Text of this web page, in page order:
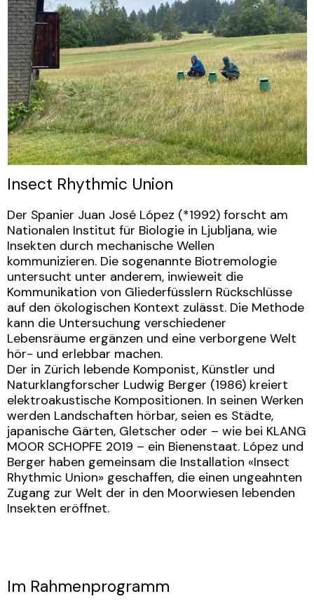
Insect Rhythmic Union
Der Spanier Juan José López (*1992) forscht am
Nationalen Institut für Biologie in Ljubljana, wie
Insekten durch mechanische Wellen
kommunizieren. Die sogenannte Biotremologie
untersucht unter anderem, inwieweit die
Kommunikation von Gliederfüsslern Rückschlüsse
auf den ökologischen Kontext zulässt. Die Methode
kann die Untersuchung verschiedener
Lebensräume ergänzen und eine verborgene Welt
hör- und erlebbar machen.
Der in Zürich lebende Komponist, Künstler und
Naturklangforscher Ludwig Berger (1986) kreiert
elektroakustische Kompositionen. In seinen Werken
werden Landschaften hörbar, seien es Städte,
japanische Gärten, Gletscher oder – wie bei KLANG
MOOR SCHOPFE 2019 – ein Bienenstaat. López und
Berger haben gemeinsam die Installation «Insect
Rhythmic Union» geschaffen, die einen ungeahnten
Zugang zur Welt der in den Moorwiesen lebenden
Insekten eröffnet.
Im Rahmenprogramm